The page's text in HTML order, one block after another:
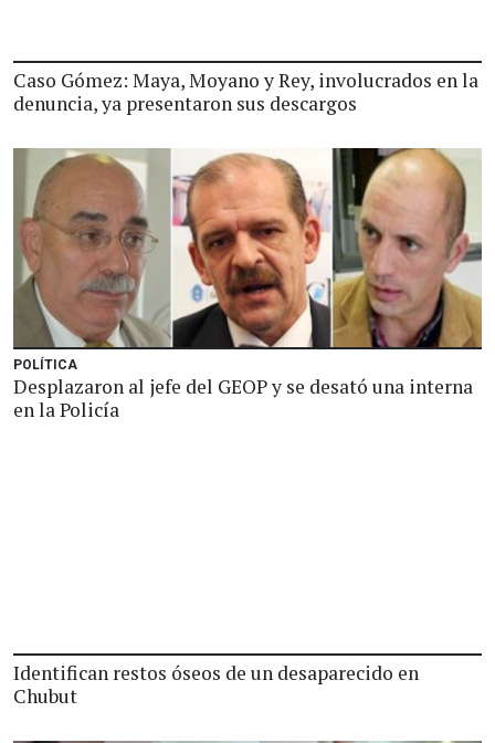
Caso Gómez: Maya, Moyano y Rey, involucrados en la
denuncia, ya presentaron sus descargos
POLÍTICA
Desplazaron al jefe del GEOP y se desató una interna
en la Policía
Identifican restos óseos de un desaparecido en
Chubut